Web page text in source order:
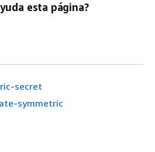
esta página?
secret
symmetric